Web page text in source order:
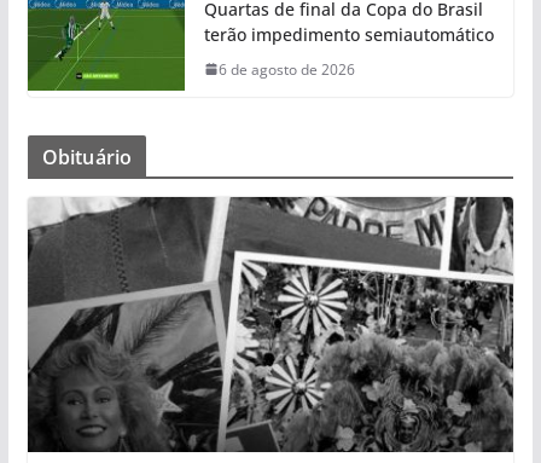
Quartas de final da Copa do Brasil
terão impedimento semiautomático
6 de agosto de 2026
Obituário